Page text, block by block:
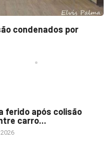
condenados por
ferido após colisão
carro...